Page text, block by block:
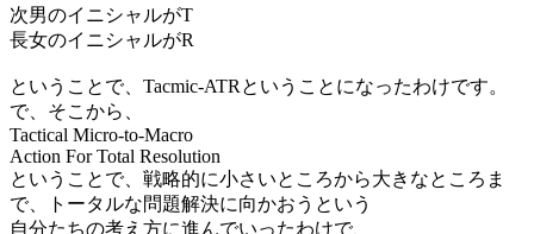
次男のイニシャルがT
長女のイニシャルがR
ということで、Tacmic-ATRということになったわけです。
で、そこから、
Tactical Micro-to-Macro
Action For Total Resolution
ということで、戦略的に小さいところから大きなところま
で、トータルな問題解決に向かおうという
自分たちの考え方に進んでいったわけで、